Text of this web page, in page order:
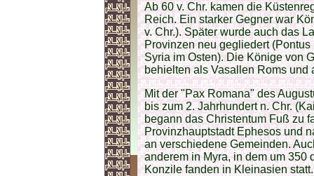
Ab 60 v. Chr. kamen die
Reich. Ein starker Gegner war
v. Chr.). Später wurde auch das
Provinzen neu gegliedert
Syria im Osten). Die Könige von
behielten als Vasallen Roms und
Mit der "Pax Romana" des
bis zum 2. Jahrhundert n. Chr.
begann das Christentum Fuß zu
Provinzhauptstadt Ephesos und
an verschiedene Gemeinden.
anderem in Myra, in dem um 350
Konzile fanden in Kleinasien statt.